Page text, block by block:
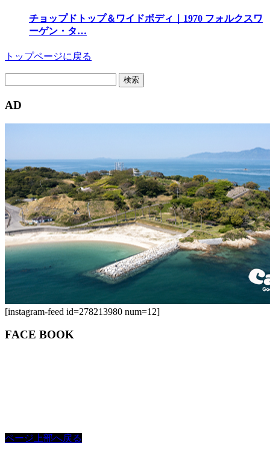
チョップドトップ＆ワイドボディ｜1970 フォルクスワ
ーゲン・タ…
トップページに戻る
AD
[instagram-feed id=278213980 num=12]
FACE BOOK
ページ上部へ戻る